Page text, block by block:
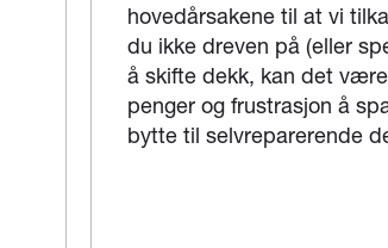
hovedårsakene til at vi
du ikke dreven på (eller
å skifte dekk, kan det
penger og frustrasjon å
bytte til selvreparerende